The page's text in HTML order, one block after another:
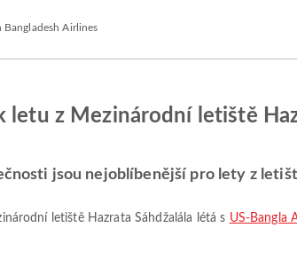
Bangladesh Airlines
letu z Mezinárodní letiště
jsou nejoblíbenější pro lety z
letiště Hazrata Šáhdžalála létá s US-Bangla